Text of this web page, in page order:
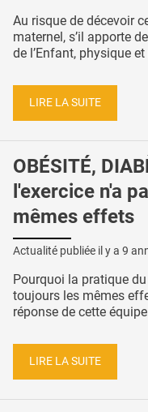
Au risque de décevoir
maternel, s’il apporte
de l’Enfant, physique
LIRE LA SUITE
OBÉSITÉ,
l'exercice n'a
mêmes effets
Actualité publiée il y a 9
Pourquoi la pratique
toujours les mêmes
réponse de cette
LIRE LA SUITE